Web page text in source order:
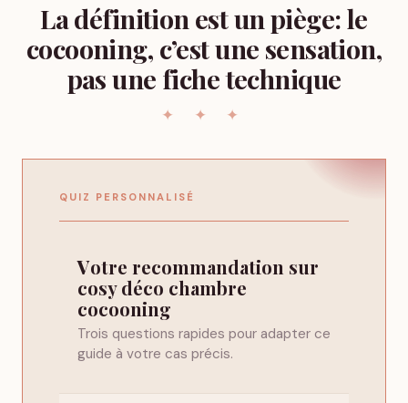
La définition est un piège: le
cocooning, c’est une sensation,
pas une fiche technique
QUIZ PERSONNALISÉ
Votre recommandation sur
cosy déco chambre
cocooning
Trois questions rapides pour adapter ce
guide à votre cas précis.